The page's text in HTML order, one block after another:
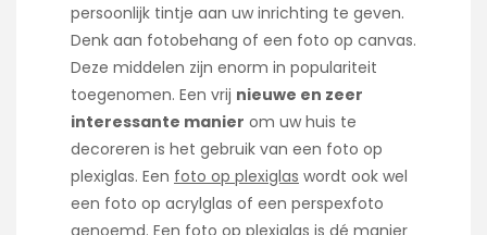
persoonlijk tintje aan uw inrichting te geven.
Denk aan fotobehang of een foto op canvas.
Deze middelen zijn enorm in populariteit
toegenomen. Een vrij nieuwe en zeer
interessante manier om uw huis te
decoreren is het gebruik van een foto op
plexiglas. Een foto op plexiglas wordt ook wel
een foto op acrylglas of een perspexfoto
genoemd. Een foto op plexiglas is dé manier